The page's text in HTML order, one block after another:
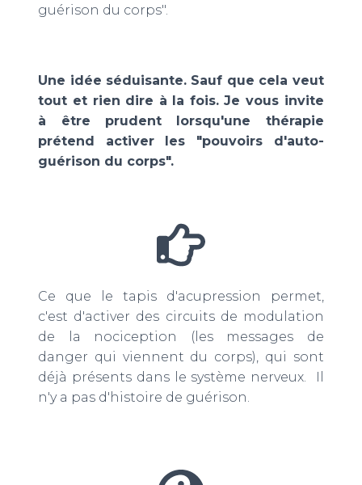
guérison du corps".
Une idée séduisante. Sauf que cela veut
tout et rien dire à la fois. Je vous invite
à être prudent lorsqu'une thérapie
prétend activer les "pouvoirs d'auto-
guérison du corps".
Ce que le tapis d'acupression permet,
c'est d'activer des circuits de modulation
de la nociception (les messages de
danger qui viennent du corps), qui sont
déjà présents dans le système nerveux. Il
n'y a pas d'histoire de guérison.